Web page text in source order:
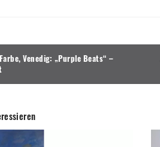
Venedig: „Purple Beats“ –